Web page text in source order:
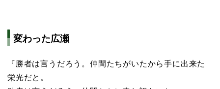
変わった広瀬
『勝者は言うだろう。仲間たちがいたから手に出来た
栄光だと。